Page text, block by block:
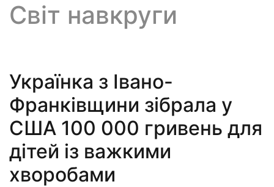
Світ навкруги
Українка з Івано-
Франківщини зібрала у
США 100 000 гривень для
дітей із важкими
хворобами